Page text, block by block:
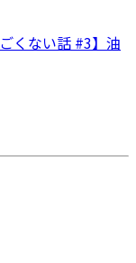
くない話 #3】油